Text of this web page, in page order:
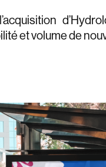
et volume de